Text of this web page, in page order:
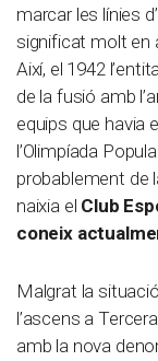
marcar les línies
significat molt en
Així, el 1942
de la fusió amb
equips que havia
l’Olimpíada
probablement de
naixia el Club
coneix
Malgrat la
l’ascens a
amb la nova